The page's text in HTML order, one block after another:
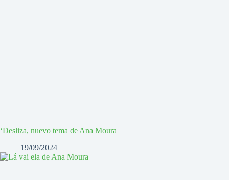
‘Desliza, nuevo tema de Ana Moura
19/09/2024